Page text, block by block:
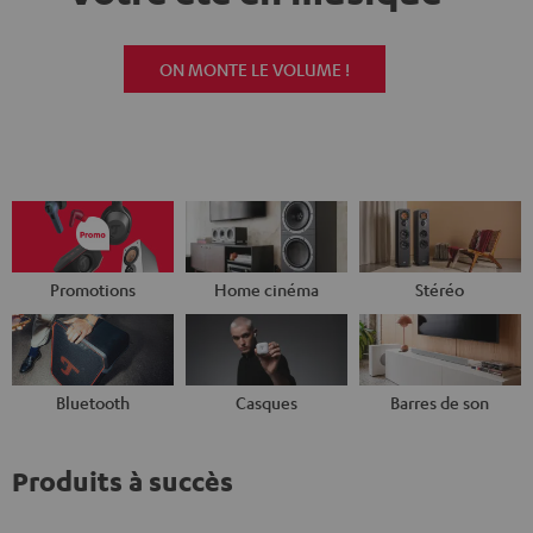
ON MONTE LE VOLUME !
Promotions Home cinéma Stéréo
Bluetooth Casques Barres de son
Produits à succès